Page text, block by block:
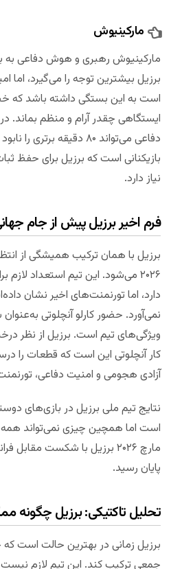
مارکینیوش
مارکینیوش رهبری و هوش دفاعی
برزیل بیشترین توجه را می‌گیرد، اما
است به این بستگی داشته باشد که
ایستگاهی چقدر آرام و منظم بماند.
دفاعی می‌تواند ۸۰ دقیقه
بازیکنانی است که برزیل برای حفظ
نیاز دارد.
فرم اخیر برزیل پیش از جام
برزیل با همان ترکیب همیشگی از
۲۰۲۶ می‌شود. این تیم استعداد
دارد، اما تورنمنت‌های اخیر نشان
نمی‌آورد. حضور کارلو آنچلوتی
ویژگی‌های تیم است. برزیل از نظر
کار آنچلوتی این است که قطعات را
آزادی هجومی و امنیت دفاعی،
نتایج تیم ملی برزیل در بازی‌های
است اما همچین چیزی نمی‌تواند
مارچ ۲۰۲۶ برزیل با شکست
پایان رسید.
تحلیل تاکتیکی: برزیل چگونه
برزیل زمانی در بهترین حالت است
جمعی ترکیب کند. این تیم لازم نیست